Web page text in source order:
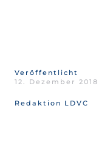
Veröffentlicht
12. Dezember 2018
Redaktion LDVC